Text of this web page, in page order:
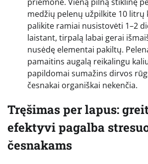
medžių pelenų užpilkite 10 litrų
palikite ramiai nusistovėti 1–2
laistant, tirpalą labai gerai
nusėdę elementai pakiltų.
pamaitins augalą reikalingu
papildomai sumažins dirvos
česnakai organiškai nekenčia.
Tręšimas per lapus:
efektyvi pagalba
česnakams